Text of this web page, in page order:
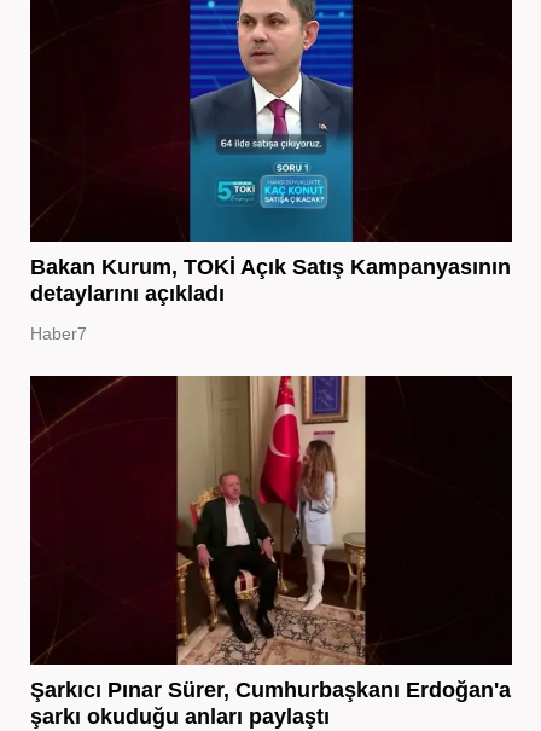
Bakan Kurum, TOKİ Açık Satış Kampanyasının
detaylarını açıkladı
Haber7
Şarkıcı Pınar Sürer, Cumhurbaşkanı Erdoğan'a
şarkı okuduğu anları paylaştı